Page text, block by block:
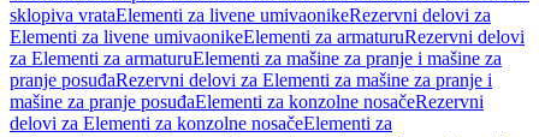
sklopiva vrataElementi za livene umivaonikeRezervni delovi za
Elementi za livene umivaonikeElementi za armaturuRezervni delovi
za Elementi za armaturuElementi za mašine za pranje i mašine za
pranje posuđaRezervni delovi za Elementi za mašine za pranje i
mašine za pranje posuđaElementi za konzolne nosačeRezervni
delovi za Elementi za konzolne nosačeElementi za